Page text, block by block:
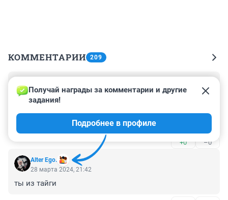
КОММЕНТАРИИ 209
29 марта 2024, 08:35
Можно запретить сотовую связь или хотя бы
смартфоны. По радио только красную зорьку. По
телевизору 1 и 2 канал. Раньше жили и все было
хорошо.
+0 –0
Alter Ego.
Получай награды за комментарии и другие
задания!
Подробнее в профиле
28 марта 2024, 21:42
ты из тайги